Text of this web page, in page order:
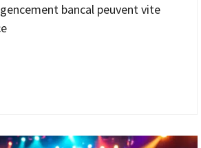
bancal peuvent vite